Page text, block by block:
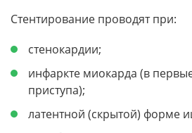
Стентирование проводят при:
стенокардии;
инфаркте миокарда (в
приступа);
латентной (скрытой) форме